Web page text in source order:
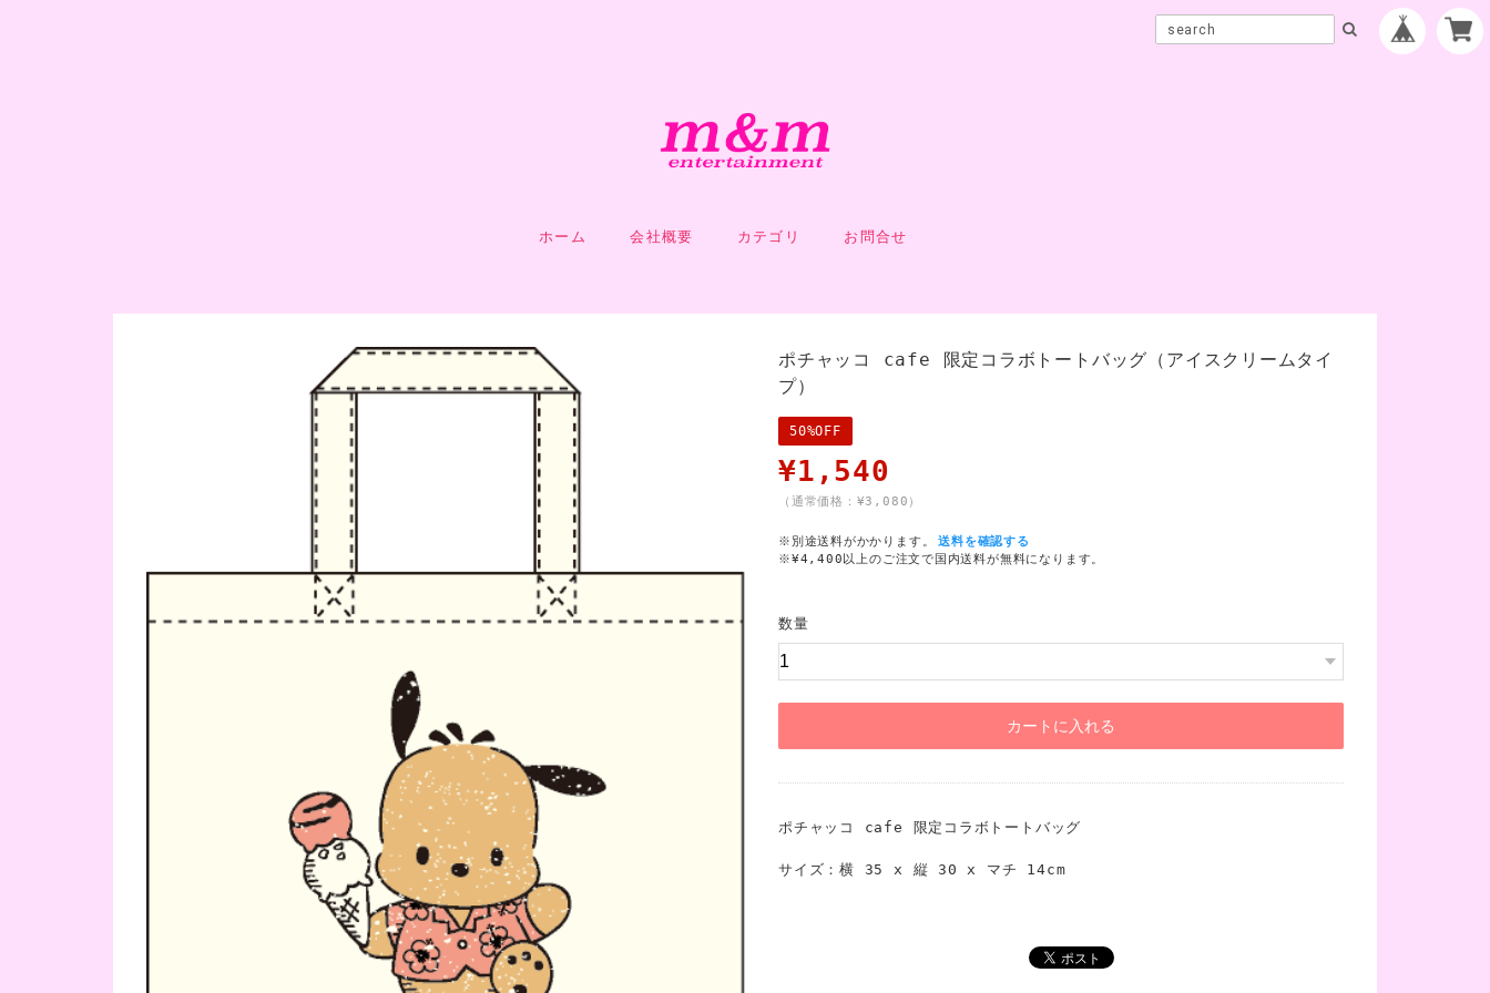
ホーム 会社概要 カテゴリ お問合せ
ポチャッコ cafe 限定コラボトートバッグ（アイスクリームタイ
プ）
50%OFF
¥1,540
（通常価格：¥3,080）
※別途送料がかかります。
送料を確認する
※¥4,400以上のご注文で国内送料が無料になります。
数量
カートに入れる
ポチャッコ cafe 限定コラボトートバッグ
サイズ：横 35 x 縦 30 x マチ 14cm